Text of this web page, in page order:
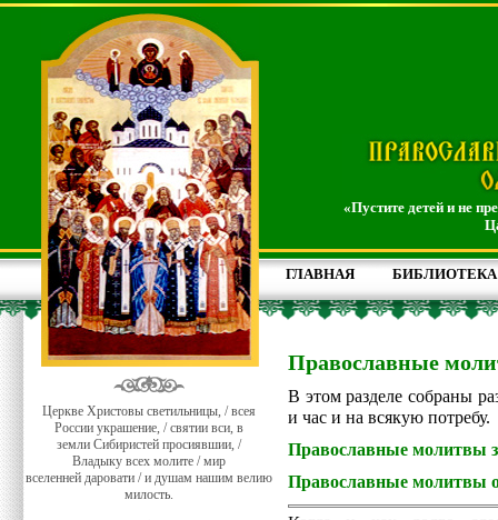
«Пустите детей и не
ГЛАВНАЯ БИБЛИОТЕКА
Церкве Христовы светильницы, / всея
России украшение, / святии вси, в
земли Сибиристей просиявшии, /
Владыку всех молите / мир
вселенней даровати / и душам нашим велию
милость.
Православные
В этом разделе собраны
и час и на всякую потребу.
Православные молитвы
Православные молитвы